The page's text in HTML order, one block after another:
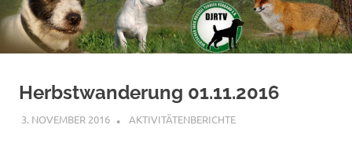
springen
Herbstwanderung 01.11.2016
3. NOVEMBER 2016 AKTIVITÄTENBERICHTE